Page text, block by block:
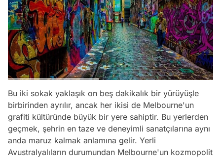
Bu iki sokak yaklaşık on beş dakikalık bir yürüyüşle
birbirinden ayrılır, ancak her ikisi de Melbourne'un
grafiti kültüründe büyük bir yere sahiptir. Bu yerlerden
geçmek, şehrin en taze ve deneyimli sanatçılarına aynı
anda maruz kalmak anlamına gelir. Yerli
Avustralyalıların durumundan Melbourne'un kozmopolit